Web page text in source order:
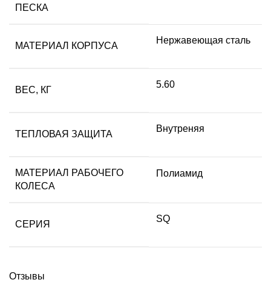
ПЕСКА
МАТЕРИАЛ КОРПУСА
Нержавеющая сталь
ВЕС, КГ
5.60
ТЕПЛОВАЯ ЗАЩИТА
Внутреняя
МАТЕРИАЛ РАБОЧЕГО
КОЛЕСА
Полиамид
СЕРИЯ
SQ
Отзывы